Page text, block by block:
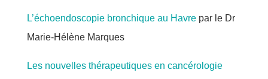
L’échoendoscopie bronchique au Havrepar le Dr
Marie-Hélène Marques
Les nouvelles thérapeutiques en cancérologie